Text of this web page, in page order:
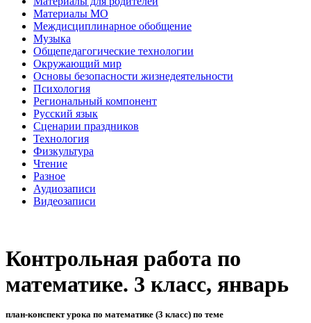
Материалы МО
Междисциплинарное обобщение
Музыка
Общепедагогические технологии
Окружающий мир
Основы безопасности жизнедеятельности
Психология
Региональный компонент
Русский язык
Сценарии праздников
Технология
Физкультура
Чтение
Разное
Аудиозаписи
Видеозаписи
Контрольная работа по
математике. 3 класс, январь
план-конспект урока по математике (3 класс) по теме